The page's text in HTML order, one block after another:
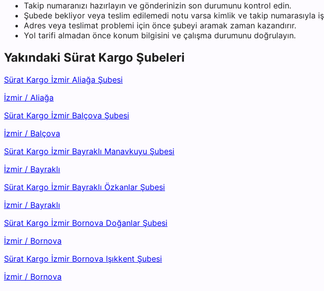
Takip numaranızı hazırlayın ve gönderinizin son durumunu kontrol edin.
Şubede bekliyor veya teslim edilemedi notu varsa kimlik ve takip numarasıyla
Adres veya teslimat problemi için önce şubeyi aramak zaman kazandırır.
Yol tarifi almadan önce konum bilgisini ve çalışma durumunu doğrulayın.
Yakındaki Sürat Kargo Şubeleri
Sürat Kargo İzmir Aliağa Şubesi
İzmir / Aliağa
Sürat Kargo İzmir Balçova Şubesi
İzmir / Balçova
Sürat Kargo İzmir Bayraklı Manavkuyu Şubesi
İzmir / Bayraklı
Sürat Kargo İzmir Bayraklı Özkanlar Şubesi
İzmir / Bayraklı
Sürat Kargo İzmir Bornova Doğanlar Şubesi
İzmir / Bornova
Sürat Kargo İzmir Bornova Işıkkent Şubesi
İzmir / Bornova